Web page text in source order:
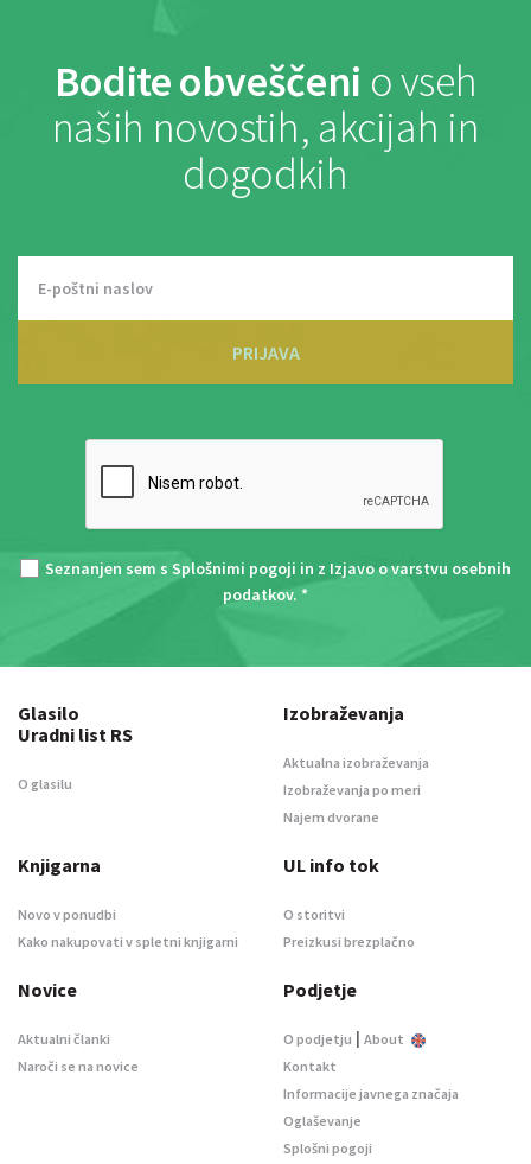
Bodite obveščeni o vseh
naših novostih, akcijah in
dogodkih
PRIJAVA
Seznanjen sem s Splošnimi pogoji in z Izjavo o varstvu osebnih
podatkov. *
Glasilo
Uradni list RS
O glasilu
Izobraževanja
Aktualna izobraževanja
Izobraževanja po meri
Najem dvorane
Knjigarna
Novo v ponudbi
Kako nakupovati v spletni knjigarni
UL info tok
O storitvi
Preizkusi brezplačno
Novice
Aktualni članki
Naroči se na novice
Podjetje
O podjetju | About
Kontakt
Informacije javnega značaja
Oglaševanje
Splošni pogoji